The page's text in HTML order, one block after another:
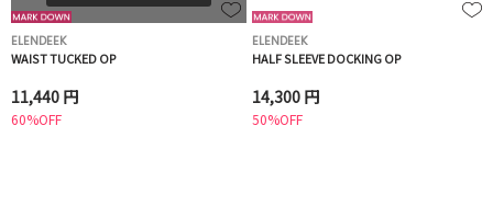
ELENDEEK
WAIST TUCKED OP
11,440 円
60%OFF
ELENDEEK
HALF SLEEVE DOCKING OP
14,300 円
50%OFF